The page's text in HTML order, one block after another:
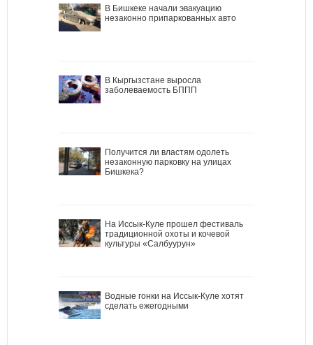
В Бишкеке начали эвакуацию
незаконно припаркованных авто
В Кыргызстане выросла
заболеваемость БППП
Получится ли властям одолеть
незаконную парковку на улицах
Бишкека?
На Иссык-Куле прошел фестиваль
традиционной охоты и кочевой
культуры «Салбуурун»
Водные гонки на Иссык-Куле хотят
сделать ежегодными